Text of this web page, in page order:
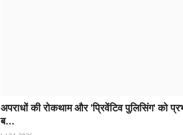
अपराधों की रोकथाम और 'प्रिवेंटिव पुलिसिंग' को
ब...